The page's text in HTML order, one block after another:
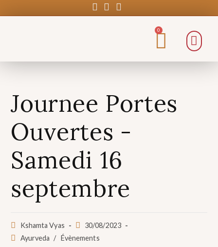
0
Journee Portes
Ouvertes -
Samedi 16
septembre
Kshamta Vyas
30/08/2023
Ayurveda / Évènements